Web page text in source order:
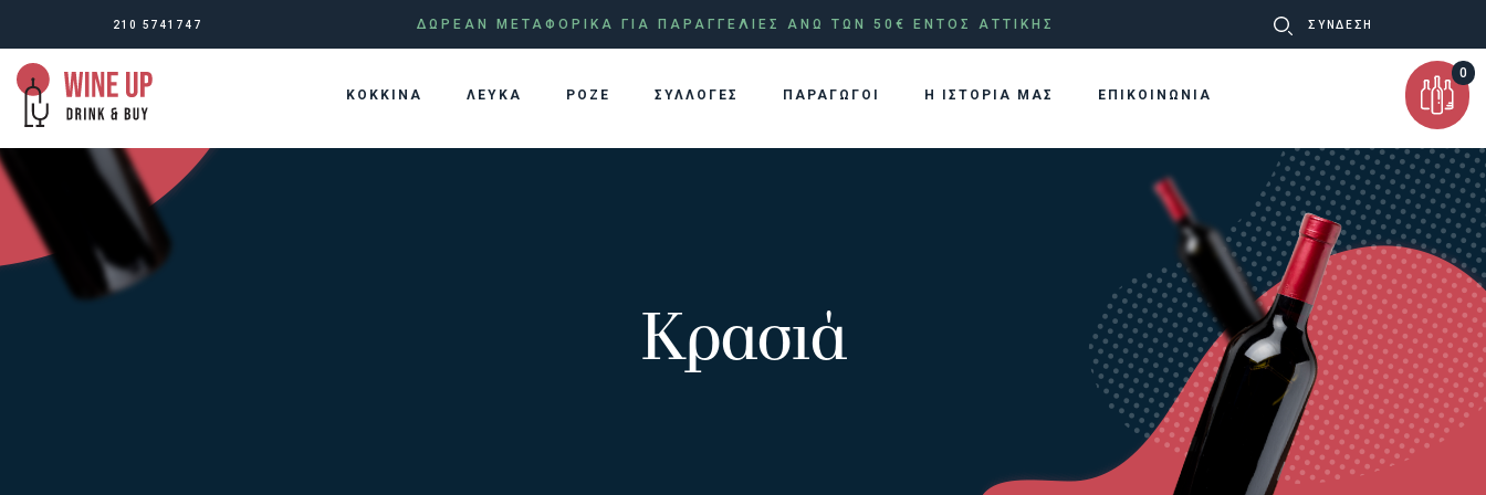
210 5741747 ΔΩΡΕΑΝ ΜΕΤΑΦΟΡΙΚΑ ΓΙΑ ΠΑΡΑΓΓΕΛΙΕΣ ΑΝΩ ΤΩΝ 50€ ΕΝΤΟΣ ΑΤΤΙΚΗΣ ΣΥΝΔΕΣΗ
KOKKINA ΛΕΥΚΑ ΡΟΖΕ ΣΥΛΛΟΓΕΣ ΠΑΡΑΓΩΓΟΙ Η ΙΣΤΟΡΙΑ ΜΑΣ ΕΠΙΚΟΙΝΩΝΙΑ
0
Κρασιά